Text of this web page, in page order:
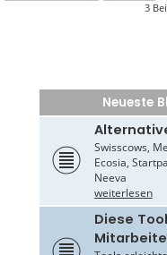
3
Neueste
Swisscows,
Ecosia,
Neeva
weiterlesen
Diese